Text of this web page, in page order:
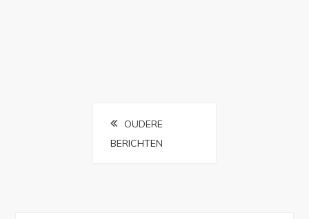
Berichtennavigatie
OUDERE
BERICHTEN